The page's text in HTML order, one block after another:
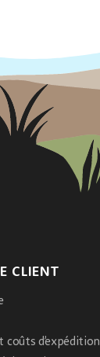
CLIENT
coûts d’expédition